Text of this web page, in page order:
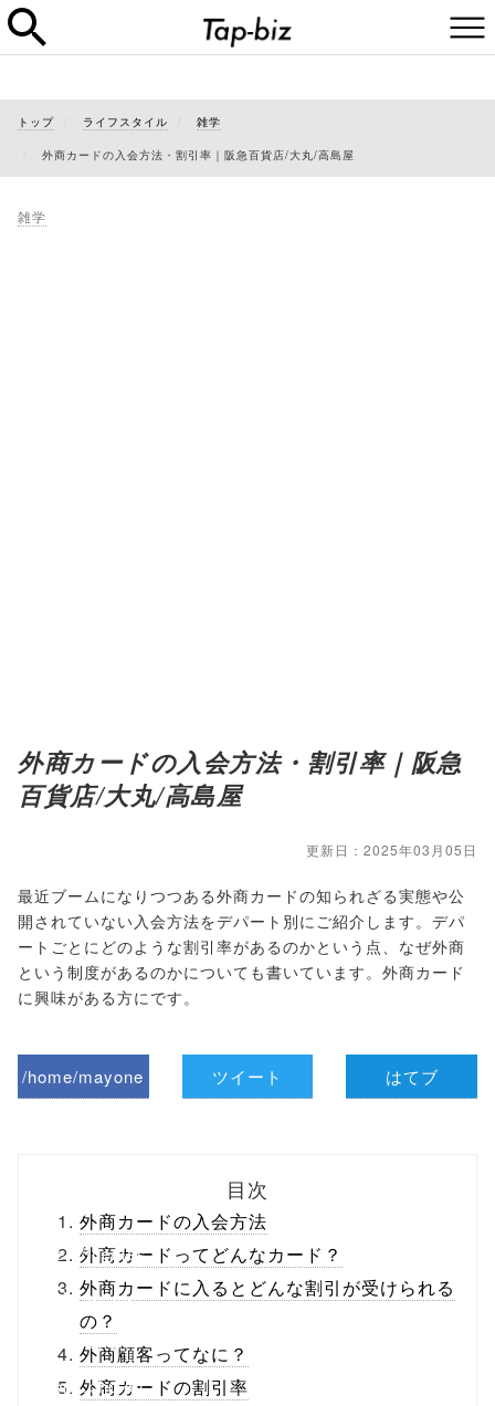
トップ ライフスタイル 雑学
外商カードの入会方法・割引率｜阪急百貨店/大丸/高島屋
雑学
外商カードの入会方法・割引率｜阪急
百貨店/大丸/高島屋
更新日：2025年03月05日
最近ブームになりつつある外商カードの知られざる実態や公
開されていない入会方法をデパート別にご紹介します。デパ
ートごとにどのような割引率があるのかという点、なぜ外商
という制度があるのかについても書いています。外商カード
に興味がある方にです。
/home/mayone
ml/wp-
content/themes
/tapbiz_theme/
parts/sns-
buttons.php on
ツイート はてブ
目次
外商カードの入会方法
外商カードってどんなカード？
外商カードに入るとどんな割引が受けられる
の？
外商顧客ってなに？
外商カードの割引率